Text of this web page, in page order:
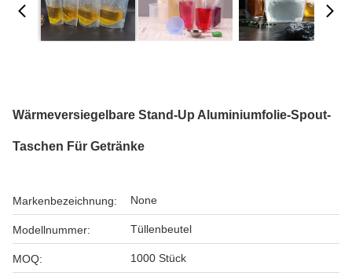
Wärmeversiegelbare Stand-Up Aluminiumfolie-Spout-
Taschen Für Getränke
Markenbezeichnung: None
Modellnummer: Tüllenbeutel
MOQ: 1000 Stück